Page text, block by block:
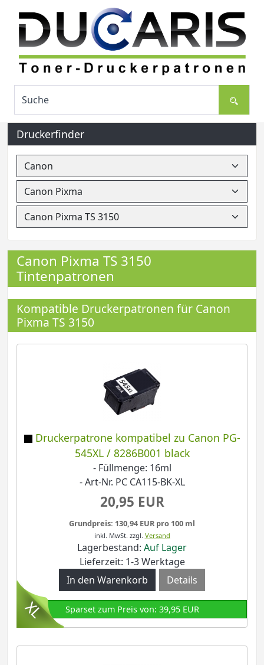
Druckerfinder
Canon Pixma TS 3150
Tintenpatronen
Kompatible Druckerpatronen für Canon
Pixma TS 3150
Druckerpatrone kompatibel zu Canon PG-
545XL / 8286B001 black
- Füllmenge: 16ml
- Art-Nr. PC CA115-BK-XL
20,95 EUR
Grundpreis: 130,94 EUR pro 100 ml
inkl. MwSt. zzgl. Versand
Lagerbestand: Auf Lager
Lieferzeit: 1-3 Werktage
Details
Sparset zum Preis von: 39,95 EUR